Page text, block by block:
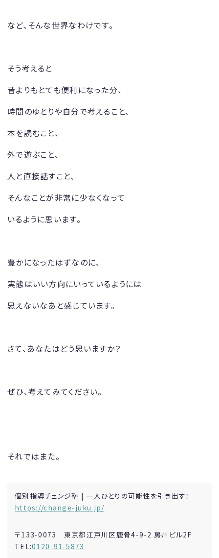
など、そんな世界なわけです。
そう考えると
昔よりもとても便利になった分、
時間のゆとりや自分で考えること、
本を読むこと、
外で遊ぶこと、
人と直接話すこと、
そんなことが非常に少なくなって
いるように思います。
豊かになったはずなのに、
実態はいい方向にいっているようには
思えないなあと感じています。
さて、あなたはどう思いますか？
ぜひ、考えてみてください。
それではまた。
個別指導チェンジ塾 | 一人ひとりの可能性を引き出す！
https://change-juku.jp/
〒133-0073 東京都江戸川区鹿骨4-9-2 房州ビル2F
TEL:0120-91-5873